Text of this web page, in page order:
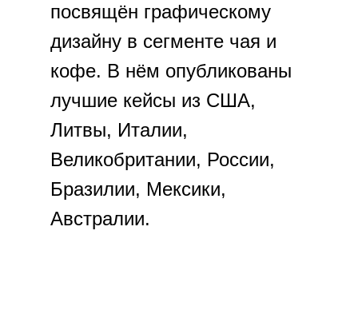
посвящён графическому
дизайну в сегменте чая и
кофе. В нём опубликованы
лучшие кейсы из США,
Литвы, Италии,
Великобритании, России,
Бразилии, Мексики,
Австралии.